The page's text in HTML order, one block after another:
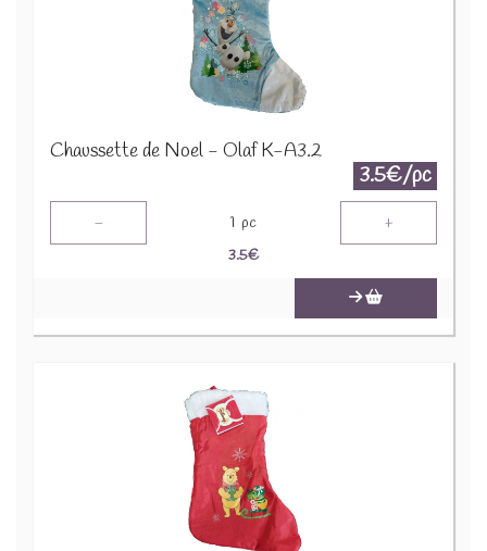
Chaussette de Noel - Olaf K-A3.2
3.5€/pc
- 1 pc +
3.5€